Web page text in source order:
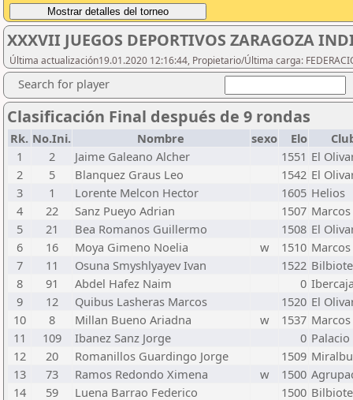
XXXVII JUEGOS DEPORTIVOS ZARAGOZA
Última actualización19.01.2020 12:16:44, Propietario/Última carga:
Search for player
Clasificación Final después de 9 rondas
Rk. No.Ini. Nombre sexo Elo
1
2 Jaime Galeano Alcher 1551 El
2
5 Blanquez Graus Leo 1542 El
3
1 Lorente Melcon Hector 1605 Helios
4
22 Sanz Pueyo Adrian 1507
5
21 Bea Romanos Guillermo 1508 El
6
16 Moya Gimeno Noelia w 1510
7
11 Osuna Smyshlyayev Ivan 1522
8
91 Abdel Hafez Naim 0
9
12 Quibus Lasheras Marcos 1520 El
10
8 Millan Bueno Ariadna w 1537
11
109 Ibanez Sanz Jorge 0
12
20 Romanillos Guardingo Jorge 1509
13
73 Ramos Redondo Ximena w 1500
14
59 Luena Barrao Federico 1500